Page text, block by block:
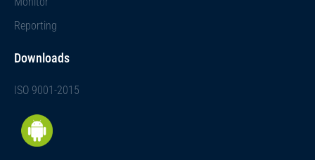
Reporting
Downloads
ISO 9001-2015